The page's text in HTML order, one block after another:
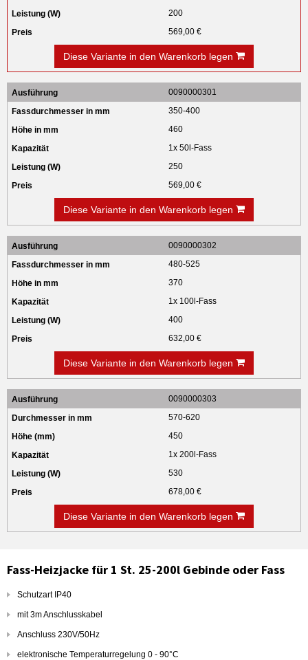
200
569,00 €
Diese Variante in den Warenkorb legen
0090000301
350-400
460
1x 50l-Fass
250
569,00 €
Diese Variante in den Warenkorb legen
0090000302
480-525
370
1x 100l-Fass
400
632,00 €
Diese Variante in den Warenkorb legen
0090000303
570-620
450
1x 200l-Fass
530
678,00 €
Diese Variante in den Warenkorb legen
Fass-Heizjacke für 1 St. 25-200l Gebinde oder Fass
Schutzart IP40
mit 3m Anschlusskabel
Anschluss 230V/50Hz
elektronische Temperaturregelung 0 - 90°C